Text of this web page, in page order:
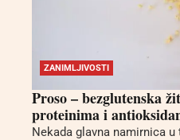
ZANIMLJIVOSTI
Proso – bezglutenska
proteinima i
Nekada glavna namirnica